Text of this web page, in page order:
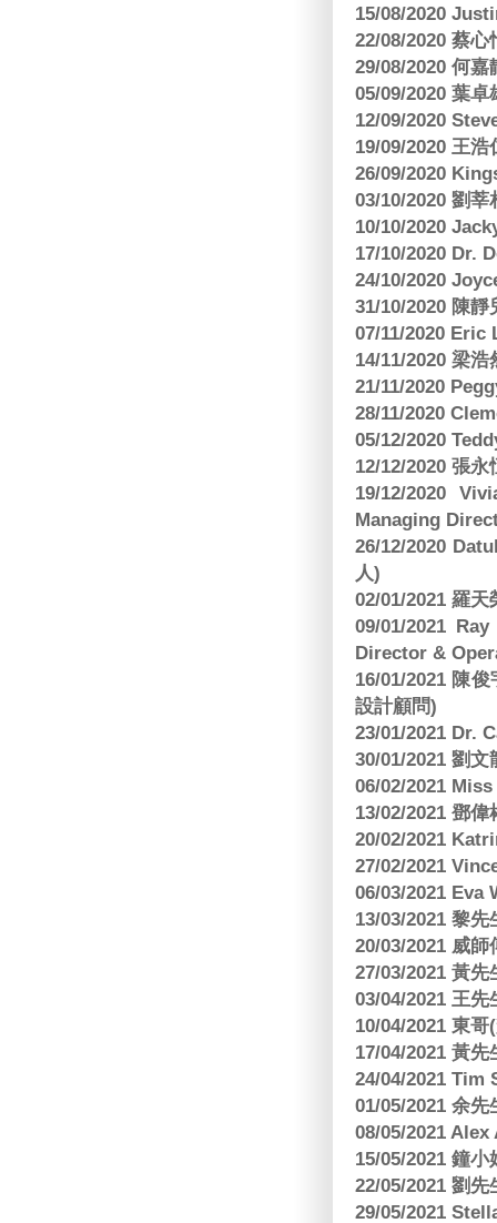
15/08/2020
22/08/2020 蔡
29/08/2020 何
05/09/2020 葉
12/09/2020
19/09/2020 王
26/09/2020
03/10/2020 劉
10/10/2020
17/10/2020 Dr.
24/10/2020
31/10/2020 陳
07/11/2020 Eric
14/11/2020 梁
21/11/2020
28/11/2020
05/12/2020
12/12/2020 張
19/12/2020
Managing
26/12/2020
人)
02/01/2021 羅
09/01/2021
Director &
16/01/2021 陳
設計顧問)
23/01/2021 Dr.
30/01/2021 劉
06/02/2021
13/02/2021 鄧
20/02/2021
27/02/2021
06/03/2021 Eva
13/03/2021 黎
20/03/2021 威
27/03/2021 黃
03/04/2021 王
10/04/2021 東
17/04/2021 黃
24/04/2021 Tim
01/05/2021 余
08/05/2021
15/05/2021 鐘
22/05/2021 劉
29/05/2021